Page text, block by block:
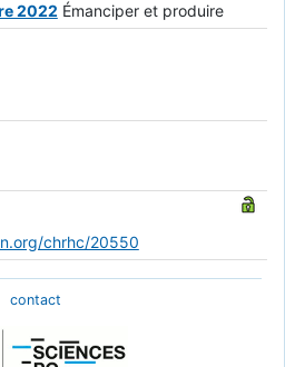
2022 Émanciper et produire
chrhc/20550
contact